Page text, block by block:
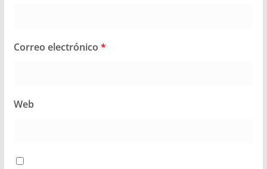
Correo electrónico *
Web